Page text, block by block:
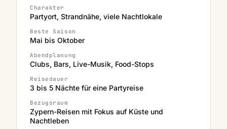
Charakter
Partyort, Strandnähe, viele Nachtlokale
Beste Saison
Mai bis Oktober
Abendplanung
Clubs, Bars, Live-Musik, Food-Stops
Reisedauer
3 bis 5 Nächte für eine Partyreise
Bezugsraum
Zypern-Reisen mit Fokus auf Küste und
Nachtleben